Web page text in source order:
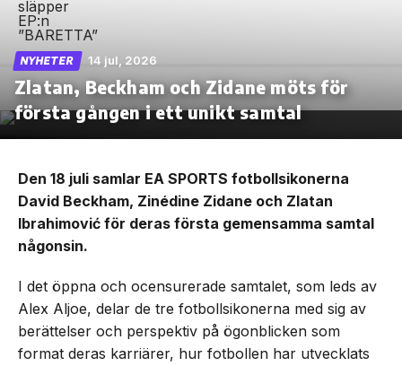
NYHETER 14 jul, 2026
Zlatan, Beckham och Zidane möts för
första gången i ett unikt samtal
Den 18 juli samlar EA SPORTS fotbollsikonerna
David Beckham, Zinédine Zidane och Zlatan
Ibrahimović för deras första gemensamma samtal
någonsin.
I det öppna och ocensurerade samtalet, som leds av
Alex Aljoe, delar de tre fotbollsikonerna med sig av
berättelser och perspektiv på ögonblicken som
format deras karriärer, hur fotbollen har utvecklats